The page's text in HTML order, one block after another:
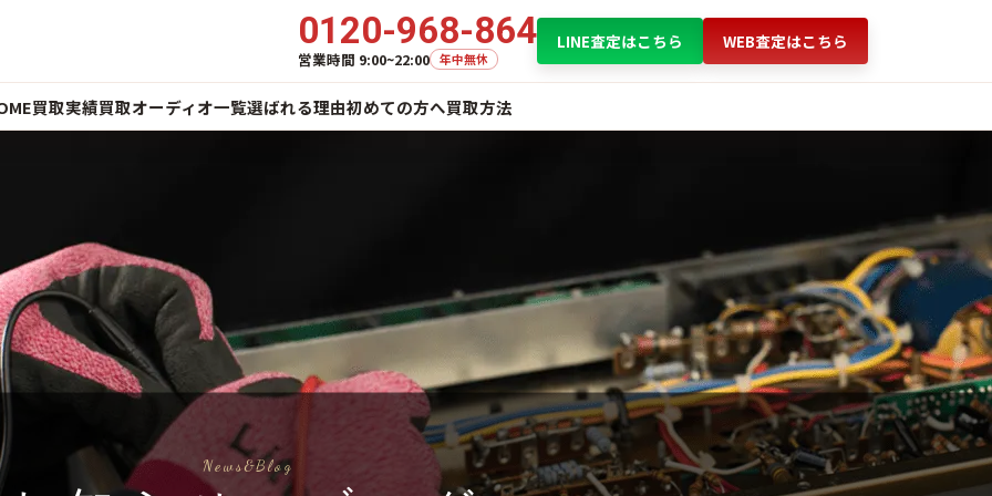
0120-968-864
営業時間 9:00~22:00 年中無休
LINE査定はこちら WEB査定はこちら
買取実績買取オーディオ一覧選ばれる理由初めての方へ買取方法
News&Blog